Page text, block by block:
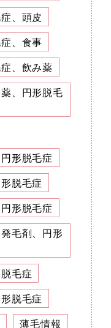
、頭皮
、食事
、飲み薬
、円形脱毛
形脱毛症
脱毛症
形脱毛症
毛剤、円形
毛症
脱毛症
薄毛情報